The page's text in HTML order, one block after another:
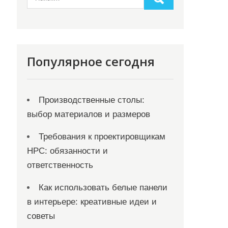
Популярное сегодня
Производственные столы:
выбор материалов и размеров
Требования к проектировщикам
НРС: обязанности и
ответственность
Как использовать белые панели
в интерьере: креативные идеи и
советы